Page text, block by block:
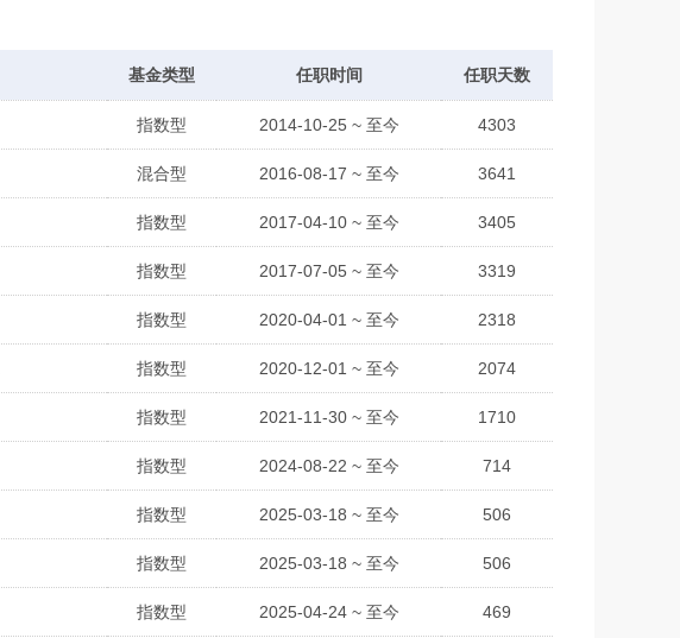
基金类型 任职时间 任职天数
指数型 2014-10-25 ~ 至今 4303
混合型 2016-08-17 ~ 至今 3641
指数型 2017-04-10 ~ 至今 3405
指数型 2017-07-05 ~ 至今 3319
指数型 2020-04-01 ~ 至今 2318
指数型 2020-12-01 ~ 至今 2074
指数型 2021-11-30 ~ 至今 1710
指数型 2024-08-22 ~ 至今 714
指数型 2025-03-18 ~ 至今 506
指数型 2025-03-18 ~ 至今 506
指数型 2025-04-24 ~ 至今 469